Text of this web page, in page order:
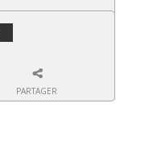
PARTAGER